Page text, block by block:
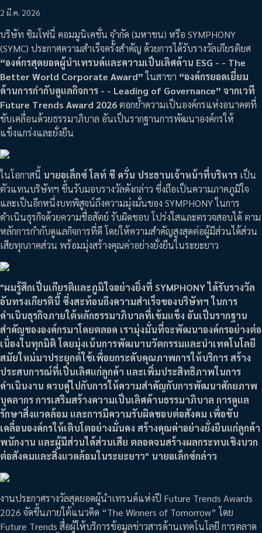
2 มี.ค. 2026
บริษัท ซิมโฟนี่ คอมมูนิเคชั่น จำกัด (มหาชน) หรือ SYMPHONY
(SYMC) ประกาศความสำเร็จครั้งสำคัญ ด้วยการได้รับรางวัลเกียรติยศ
“องค์กรสุดยอดผู้นำเทรนด์และความเป็นเลิศด้าน ESG - - The
Better World Corporate Award”ในสาขา “องค์กรยอดเยี่ยม
ด้านการกำกับดูแลกิจการ - - Leading of Governance” จากเวที
Future Trends Award 2026ตอกย้ำความเป็นองค์กรแห่งอนาคตที่
ขับเคลื่อนด้วยธรรมาภิบาล อันเป็นรากฐานการพัฒนาองค์กรให้
แข็งแกร่งและยั่งยืน
ในโอกาสนี้ นายอเล็กซ์ โลท์ ชี ควั่น ประธานเจ้าหน้าที่บริหาร เป็น
ตัวแทนบริษัทฯ ขึ้นรับมอบรางวัลดังกล่าว ซึ่งถือเป็นความภาคภูมิใจ
และเป็นอีกหนึ่งบทพิสูจน์ถึงความมุ่งมั่นของ SYMPHONY ในการ
ดำเนินธุรกิจด้วยความชื่อสัตย์ รับผิดชอบ โปร่งใสและตรวจสอบได้ ตาม
หลักการกำกับดูแลกิจการที่ดี โดยให้ความสำคัญสูงสุดต่อผู้มีส่วนได้ส่วน
เสียทุกภาคส่วน พร้อมมุ่งสร้างคุณค่าอย่างยั่งยืนในระยะยาว
"ผมรู้สึกเป็นเกียรติและภูมิใจอย่างยิ่งที่ SYMPHONY ได้รับรางวัล
อันทรงเกียรตินี้ ซึ่งสะท้อนถึงความสำเร็จของบริษัทฯ ในการ
ดำเนินธุรกิจภายใต้หลักธรรมาภิบาลที่เข้มแข็ง อันเป็นรากฐาน
สำคัญขององค์กรมาโดยตลอด เรามุ่งมั่นที่จะพัฒนาองค์กรอย่างต่อ
เนื่องในทุกมิติ โดยมุ่งเน้นการพัฒนานวัตกรรมและนำเทคโนโลยี
สมัยใหม่มาประยุกต์ใช้เพื่อยกระดับคุณภาพการให้บริการ สร้าง
ประสบการณ์ที่เป็นเลิศแก่ลูกค้า และเพิ่มประสิทธิภาพในการ
ดำเนินงาน ควบคู่ไปกับการให้ความสำคัญกับการพัฒนาศักยภาพ
บุคลากร การเสริมสร้างความเป็นเลิศด้านธรรมาภิบาล การดูแล
รักษาสิ่งแวดล้อม และการมีความรับผิดชอบต่อสังคม เพื่อขับ
เคลื่อนองค์กรให้เติบโตอย่างมั่นคง สร้างคุณค่าอย่างยั่งยืนแก่ลูกค้า
พนักงาน และผู้มีส่วนได้ส่วนเสีย ตลอดจนสร้างผลกระทบเชิงบวก
ต่อสังคมและสิ่งแวดล้อมในระยะยาว" นายอเล็กซ์กล่าว
งานประกาศรางวัลสุดยอดผู้นำเทรนด์แห่งปี Future Trends Awards
2026 จัดขึ้นภายใต้แนวคิด “The Winners of Tomorrow” โดย
Future Trends สื่อผู้ให้บริการข้อมูลข่าวสารด้านเทคโนโลยี การตลาด